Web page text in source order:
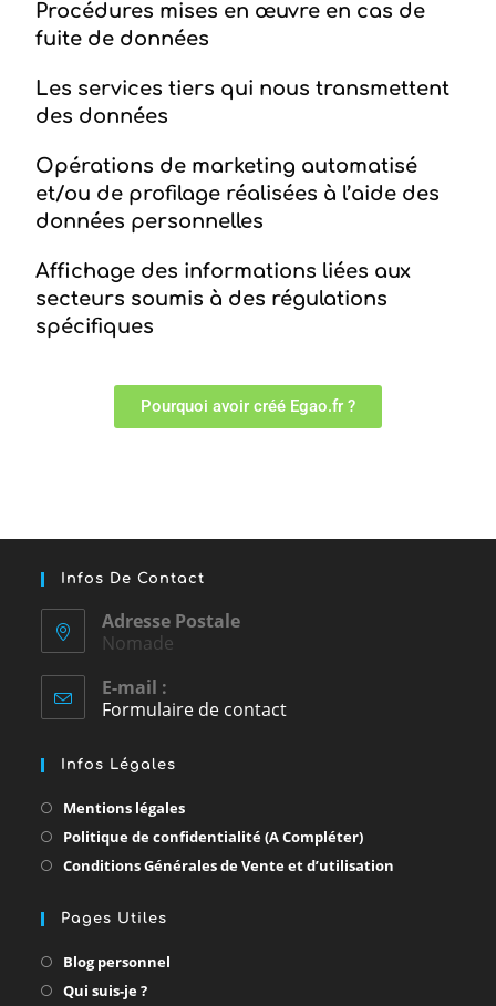
Procédures mises en œuvre en cas de
fuite de données
Les services tiers qui nous transmettent
des données
Opérations de marketing automatisé
et/ou de profilage réalisées à l’aide des
données personnelles
Affichage des informations liées aux
secteurs soumis à des régulations
spécifiques
Pourquoi avoir créé Egao.fr ?
Infos De Contact
Adresse Postale
Nomade
E-mail :
Formulaire de contact
Infos Légales
Mentions légales
Politique de confidentialité (A Compléter)
Conditions Générales de Vente et d’utilisation
Pages Utiles
Blog personnel
Qui suis-je ?